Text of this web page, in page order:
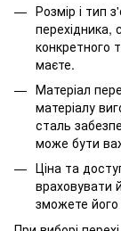
Розмір і тип
перехідника,
конкретного
маєте.
Матеріал
матеріалу
сталь
може бути
Ціна та
враховувати
зможете